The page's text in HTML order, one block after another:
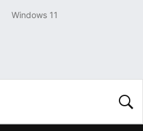
Windows 11